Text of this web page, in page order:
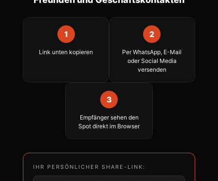
1
Link unten kopieren
2
Per WhatsApp, E-Mail
oder Social Media
versenden
3
Empfänger sehen den
Spot direkt im Browser
IHR PERSÖNLICHER SHARE-LINK: